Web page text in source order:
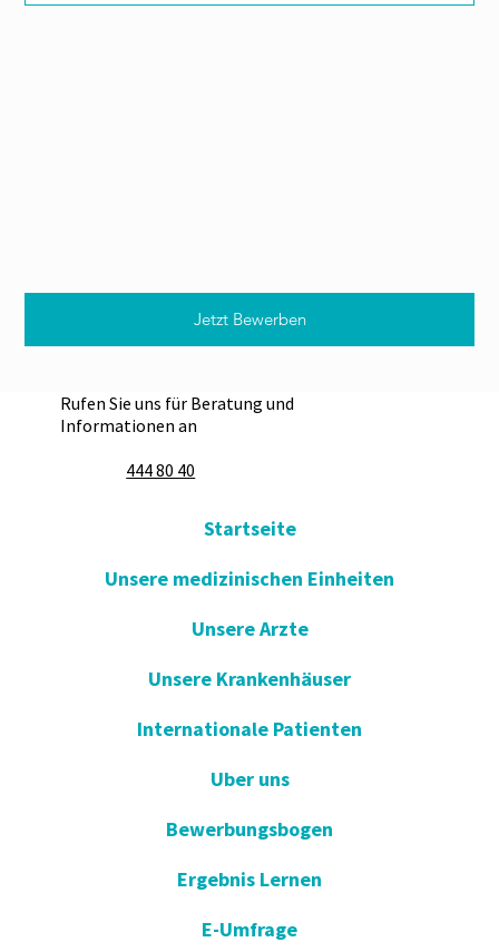
Jetzt Bewerben
Rufen Sie uns für Beratung und
Informationen an
444 80 40
Startseite
Unsere medizinischen Einheiten
Unsere Arzte
Unsere Krankenhäuser
Internationale Patienten
Uber uns
Bewerbungsbogen
Ergebnis Lernen
E-Umfrage